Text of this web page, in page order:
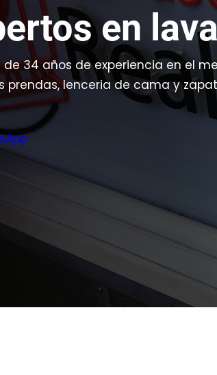
en
de 34 años de experiencia en el
prendas, lenceria de cama y